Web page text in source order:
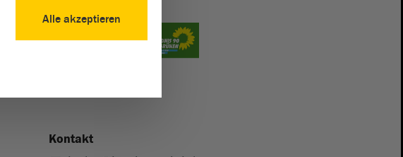
Kontakt
Alle akzeptieren